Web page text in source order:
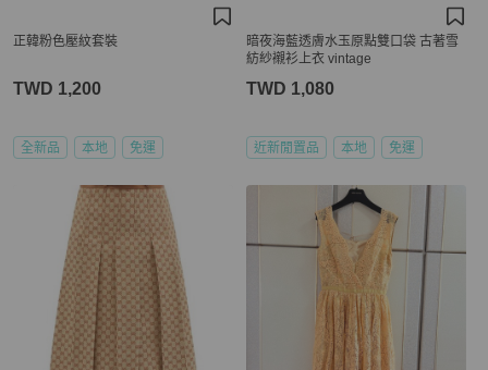
正韓粉色壓紋套裝
TWD 1,200
全新品 本地 免運
暗夜海藍透膚水玉原點雙口袋 古著雪
紡紗襯衫上衣 vintage
TWD 1,080
近新閒置品 本地 免運